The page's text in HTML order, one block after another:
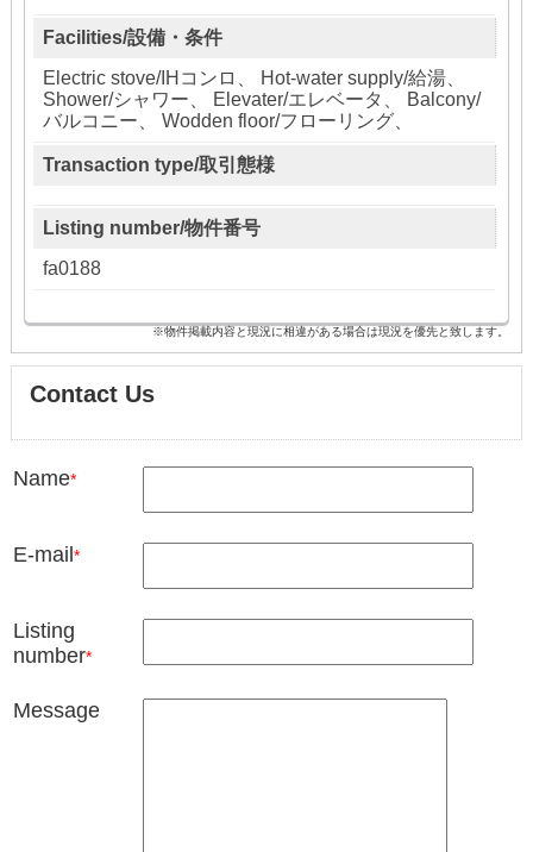
Facilities/設備・条件
Electric stove/IHコンロ、 Hot-water supply/給湯、
Shower/シャワー、 Elevater/エレベータ、 Balcony/
バルコニー、 Wodden floor/フローリング、
Transaction type/取引態様
Listing number/物件番号
fa0188
※物件掲載内容と現況に相違がある場合は現況を優先と致します。
Contact Us
Name*
E-mail*
Listing
number*
Message